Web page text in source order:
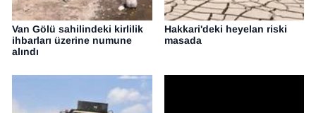
Van Gölü sahilindeki kirlilik
ihbarları üzerine numune
alındı
Hakkari'deki heyelan riski
masada